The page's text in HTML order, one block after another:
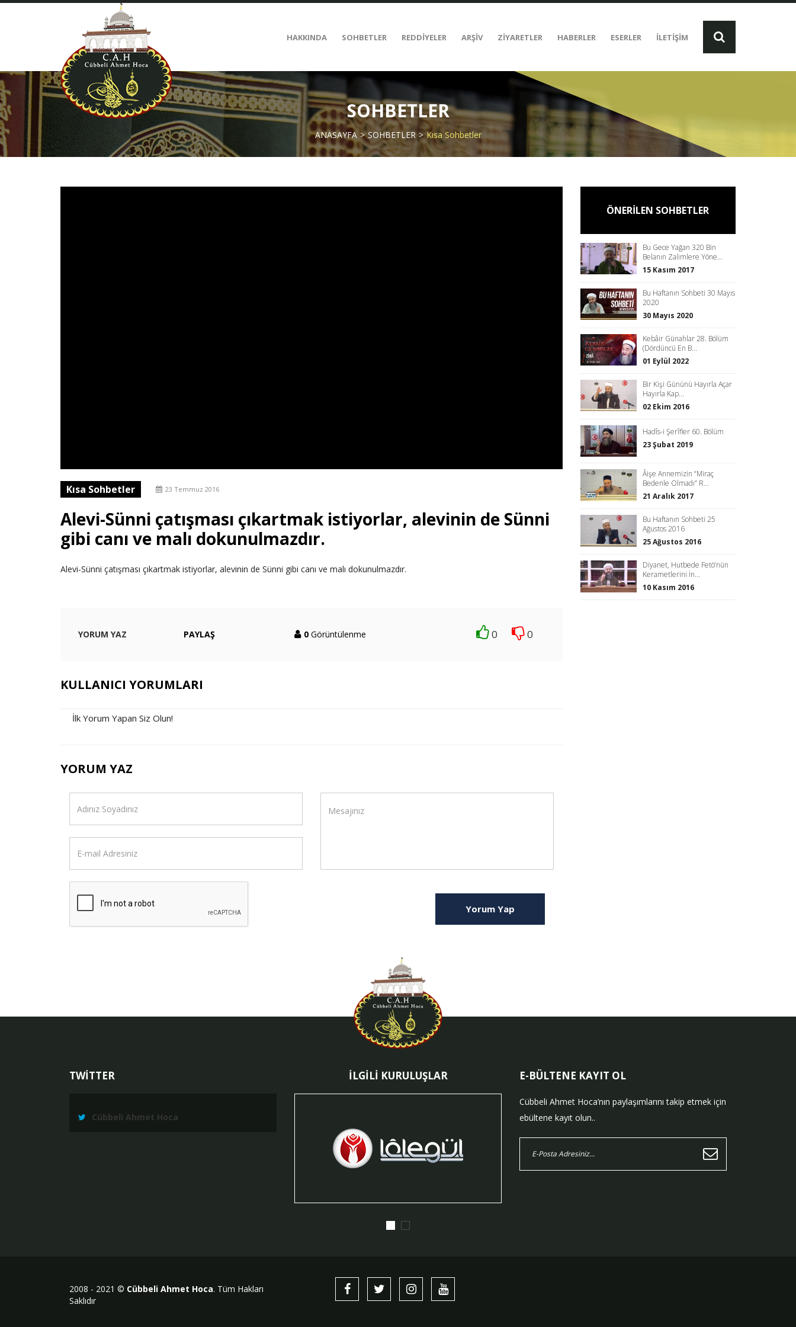
HAKKINDA SOHBETLER REDDİYELER ARŞİV ZİYARETLER HABERLER ESERLER İLETİŞİM
SOHBETLER
ANASAYFA SOHBETLER Kısa Sohbetler
Kısa Sohbetler 23 Temmuz 2016
Alevi-Sünni çatışması çıkartmak istiyorlar, alevinin de Sünni
gibi canı ve malı dokunulmazdır.
Alevi-Sünni çatışması çıkartmak istiyorlar, alevinin de Sünni gibi canı ve malı dokunulmazdır.
YORUM YAZ PAYLAŞ 0 Görüntülenme 0 0
KULLANICI YORUMLARI
İlk Yorum Yapan Siz Olun!
YORUM YAZ
Yorum Yap
ÖNERİLEN SOHBETLER
Bu Gece Yağan 320 Bin
Belanın Zalimlere Yöne...
15 Kasım 2017
Bu Haftanın Sohbeti 30 Mayıs
2020
30 Mayıs 2020
Kebâir Günahlar 28. Bölüm
(Dördüncü En B...
01 Eylül 2022
Bir Kişi Gününü Hayırla Açar
Hayırla Kap...
02 Ekim 2016
Hadîs-i Şerîfler 60. Bölüm
23 Şubat 2019
Âişe Annemizin “Miraç
Bedenle Olmadı” R...
21 Aralık 2017
Bu Haftanın Sohbeti 25
Ağustos 2016
25 Ağustos 2016
Diyanet, Hutbede Fetö’nün
Kerametlerini İn...
10 Kasım 2016
TWİTTER
Cübbeli Ahmet Hoca
İLGİLİ KURULUŞLAR E-BÜLTENE KAYIT OL
Cübbeli Ahmet Hoca’nın paylaşımlarını takip etmek için
ebültene kayıt olun..
2008 - 2021 © Cübbeli Ahmet Hoca. Tüm Hakları
Saklıdır